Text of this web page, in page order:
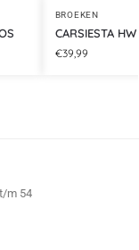
BROEKEN
CARSIESTA
€39,99
m 54